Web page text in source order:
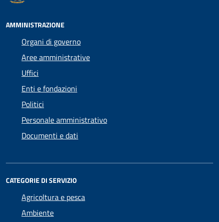
AMMINISTRAZIONE
Organi di governo
Aree amministrative
Uffici
Enti e fondazioni
Politici
Personale amministrativo
Documenti e dati
CATEGORIE DI SERVIZIO
Agricoltura e pesca
Ambiente